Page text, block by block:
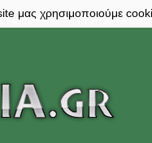
μας χρησιμοποιούμε